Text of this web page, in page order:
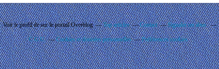
Voir le profil desur le portail Overblog Top articles Contact Signaler un abus
C.G.U. Cookies et données personnelles Préférences cookies